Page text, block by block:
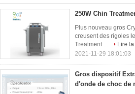
250W Chin
Plus nouveau gros
creusent des rigoles
Treatment ...
Lire
2021-11-29 18:01:03
Gros dispositif
d'onde de choc de